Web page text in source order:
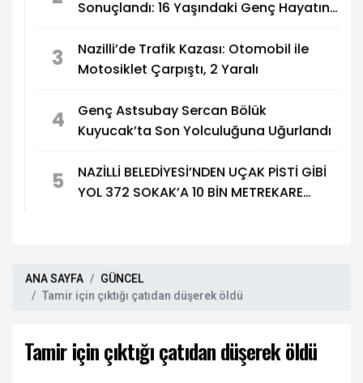
Sonuçlandı: 16 Yaşındaki Genç Hayatını
3
Nazilli’de Trafik Kazası: Otomobil ile
Motosiklet Çarpıştı, 2 Yaralı
4
Genç Astsubay Sercan Bölük
Kuyucak’ta Son Yolculuğuna Uğurlandı
5
NAZİLLİ BELEDİYESİ’NDEN UÇAK PİSTİ GİBİ
YOL 372 SOKAK’A 10 BİN METREKARE
ANA SAYFA
GÜNCEL
Tamir için çıktığı çatıdan düşerek öldü
Tamir için çıktığı çatıdan düşerek öldü